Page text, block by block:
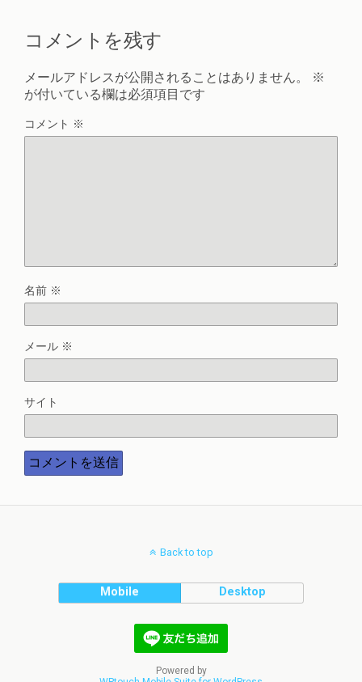
コメントを残す
メールアドレスが公開されることはありません。
※
が付いている欄は必須項目です
コメント ※
名前 ※
メール ※
サイト
Back to top
Mobile Desktop
Powered by